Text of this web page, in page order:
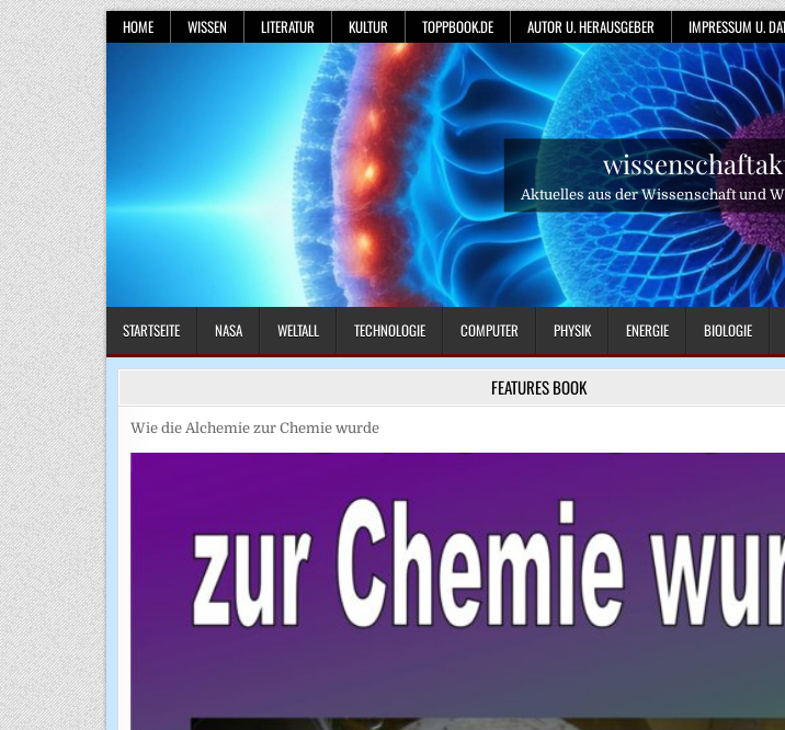
Skip
to
content
HOME WISSEN LITERATUR KULTUR TOPPBOOK.DE AUTOR U. HERAUSGEBER IMPRESSUM U.
Aktuelles aus der Wissenschaft und
STARTSEITE NASA WELTALL TECHNOLOGIE COMPUTER PHYSIK ENERGIE BIOLOGIE
FEATURES BOOK
Wie die Alchemie zur Chemie wurde